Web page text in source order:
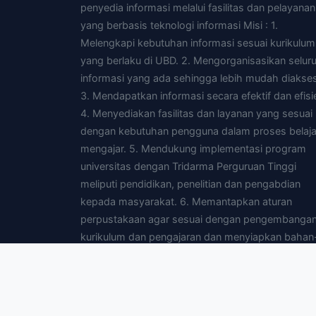
penyedia informasi melalui fasilitas dan pelayanan
yang berbasis teknologi informasi Misi : 1.
Melengkapi kebutuhan informasi sesuai kurikulum
yang berlaku di UBD. 2. Mengorganisasikan
informasi yang ada sehingga lebih mudah
3. Mendapatkan informasi secara efektif dan
4. Menyediakan fasilitas dan layanan yang sesuai
dengan kebutuhan pengguna dalam proses
mengajar. 5. Mendukung implementasi program
universitas dengan Tridarma Perguruan Tinggi
meliputi pendidikan, penelitian dan pengabdian
kepada masyarakat. 6. Memantapkan aturan
perpustakaan agar sesuai dengan
kurikulum dan pengajaran dan menyiapkan